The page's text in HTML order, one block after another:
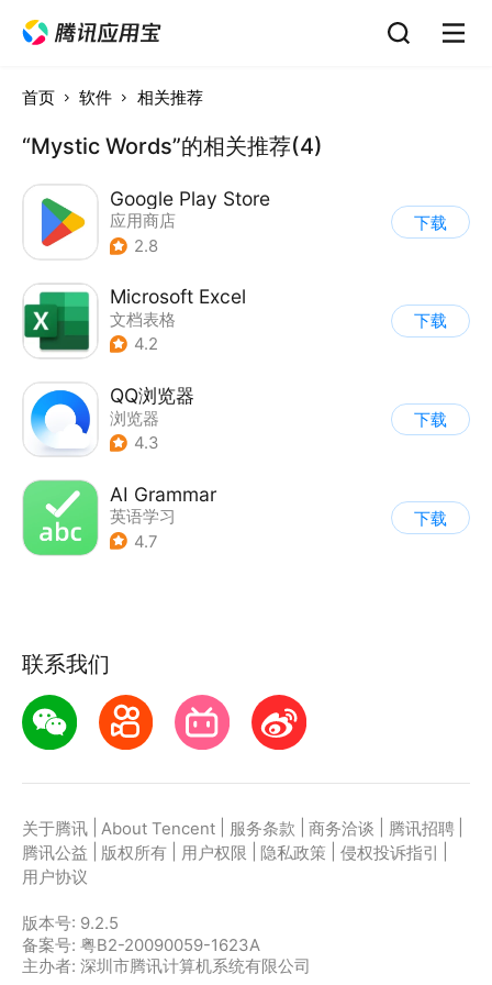
首页 软件 相关推荐
“Mystic Words”的相关推荐(4)
Google Play Store
应用商店
2.8
下载
Microsoft Excel
文档表格
4.2
下载
QQ浏览器
浏览器
4.3
下载
AI Grammar
英语学习
4.7
下载
联系我们
关于腾讯 About Tencent 服务条款 商务洽谈 腾讯招聘
腾讯公益
版权所有 用户权限 隐私政策 侵权投诉指引
用户协议
版本号: 9.2.5
备案号: 粤B2-20090059-1623A
主办者: 深圳市腾讯计算机系统有限公司